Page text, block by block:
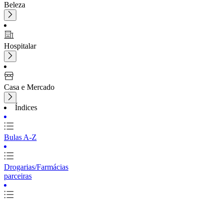
Beleza
Hospitalar
Casa e Mercado
Índices
Bulas A-Z
Drogarias/Farmácias
parceiras